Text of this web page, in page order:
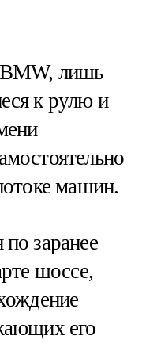
лишь
к рулю и
машин.
заранее
шоссе,
его